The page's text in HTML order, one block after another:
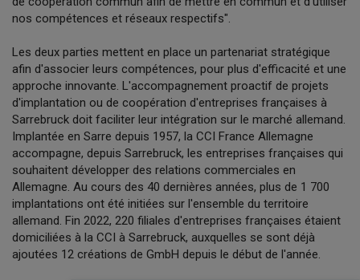
nos compétences et réseaux respectifs".
Les deux parties mettent en place un partenariat stratégique
afin d'associer leurs compétences, pour plus d'efficacité et une
approche innovante. L'accompagnement proactif de projets
d'implantation ou de coopération d'entreprises françaises à
Sarrebruck doit faciliter leur intégration sur le marché allemand.
Implantée en Sarre depuis 1957, la CCI France Allemagne
accompagne, depuis Sarrebruck, les entreprises françaises qui
souhaitent développer des relations commerciales en
Allemagne. Au cours des 40 dernières années, plus de 1 700
implantations ont été initiées sur l'ensemble du territoire
allemand. Fin 2022, 220 filiales d'entreprises françaises étaient
domiciliées à la CCI à Sarrebruck, auxquelles se sont déjà
ajoutées 12 créations de GmbH depuis le début de l'année.